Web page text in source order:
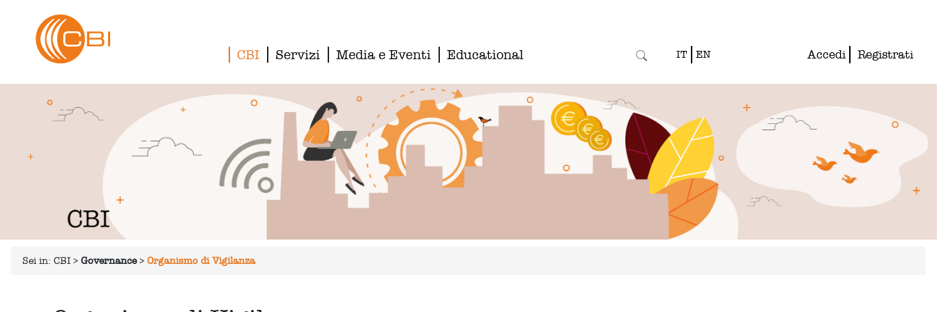
CBI Servizi Media e Eventi Educational IT EN Accedi Registrati
Sei in: CBI > Governance > Organismo di Vigilanza